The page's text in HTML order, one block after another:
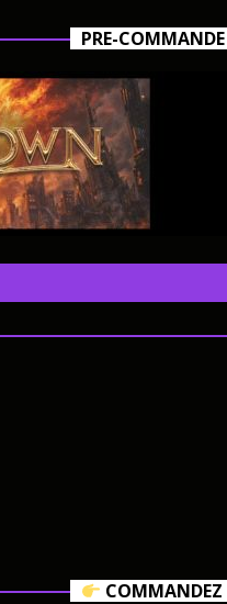
PRE-
COMMANDEZ